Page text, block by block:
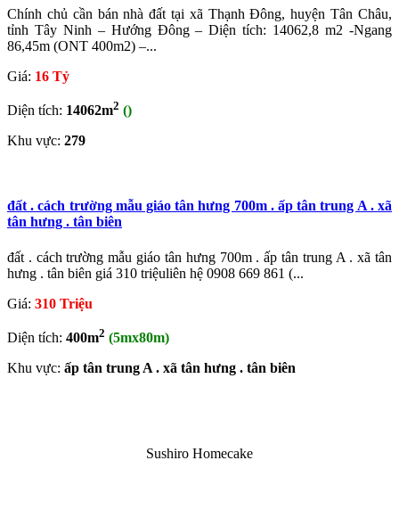
Chính chủ cần bán nhà đất tại xã Thạnh Đông, huyện Tân Châu,
tỉnh Tây Ninh – Hướng Đông – Diện tích: 14062,8 m2 -Ngang
86,45m (ONT 400m2) –...
Giá: 16 Tỷ
Diện tích: 14062m2 ()
Khu vực: 279
đất . cách trường mẫu giáo tân hưng 700m . ấp tân trung A . xã
tân hưng . tân biên
đất . cách trường mẫu giáo tân hưng 700m . ấp tân trung A . xã tân
hưng . tân biên giá 310 triệuliên hệ 0908 669 861 (...
Giá: 310 Triệu
Diện tích: 400m2 (5mx80m)
Khu vực: ấp tân trung A . xã tân hưng . tân biên
Sushiro Homecake